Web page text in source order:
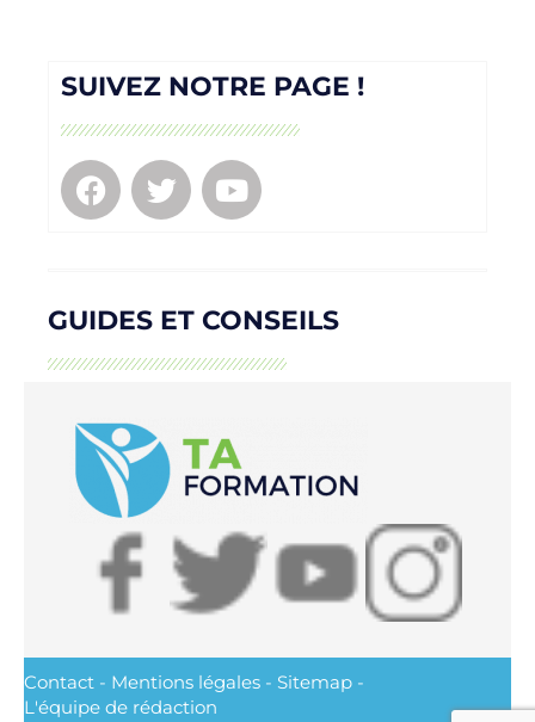
SUIVEZ NOTRE PAGE !
GUIDES ET CONSEILS
Contact - Mentions légales - Sitemap -
L'équipe de rédaction